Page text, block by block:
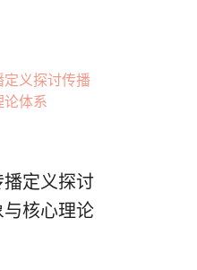
定义探讨
核心理论